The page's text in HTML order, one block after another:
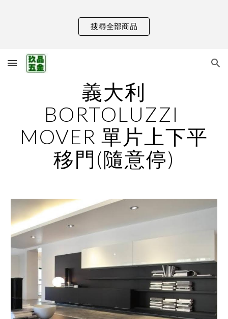
Skip to main content
搜尋全部商品
義大利
BORTOLUZZI
MOVER 單片上下平
移門(隨意停)